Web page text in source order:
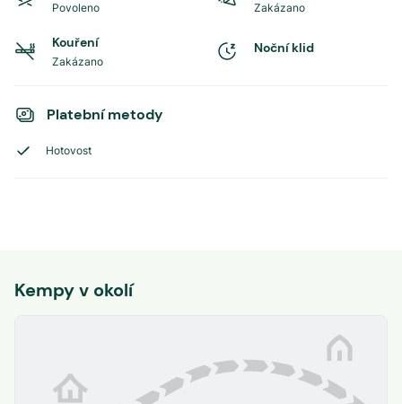
Povoleno Zakázano
Kouření
Zakázano
Noční klid
Platební metody
Hotovost
Kempy v okolí